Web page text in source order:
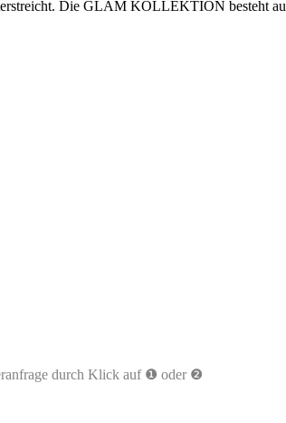
Die GLAM KOLLEKTION besteht
durch Klick auf ❶ oder ❷